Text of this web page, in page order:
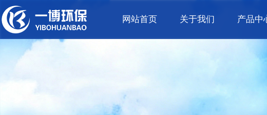
网站首页 关于我们 产品中